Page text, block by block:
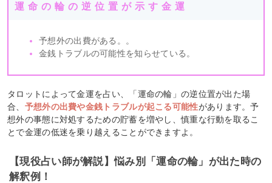
運命の輪の逆位置が示す金運
予想外の出費がある。。
金銭トラブルの可能性を知らせている。
タロットによって金運を占い、「運命の輪」の逆位置が出た場
合、 予想外の出費や金銭トラブルが起こる可能性があります。予
想外の事態に対処するための貯蓄を増やし、慎重な行動を取るこ
とで金運の低迷を乗り越えることができますよ。
【現役占い師が解説】悩み別「運命の輪」が出た時の
解釈例！